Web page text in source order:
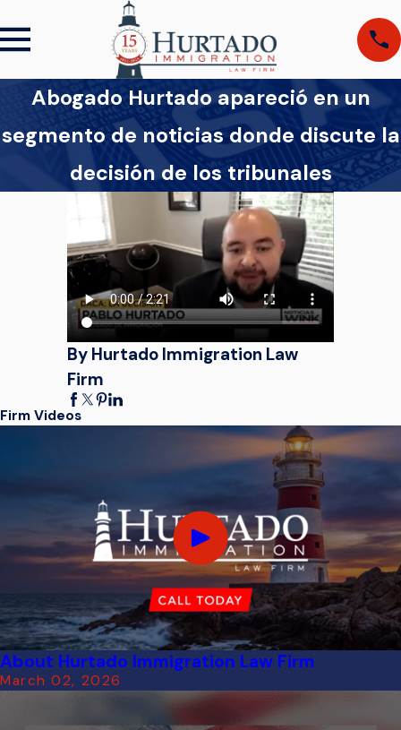
Abogado Hurtado apareció en un
segmento de noticias donde discute la
decisión de los tribunales
By Hurtado Immigration Law
Firm
Firm Videos
About Hurtado Immigration Law Firm
March 02, 2026